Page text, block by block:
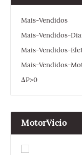
Mais-Vendidos
Mais-Vendidos-
Mais-Vendidos-
Mais-Vendidos-
ΔP>0
MotorVicio